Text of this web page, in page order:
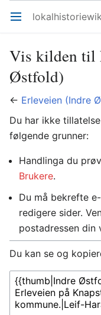
Åpne hovedmenyen
Vis kilden til
Østfold)
← Erleveien (Indre
Du har ikke
følgende grunner:
Handlinga du
Brukere.
Du må bekrefte
redigere sider.
postadressen din
Du kan se og